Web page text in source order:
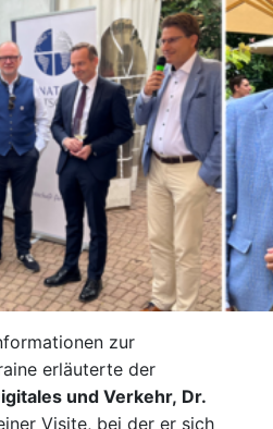
zur
erläuterte der
und Verkehr, Dr.
Visite, bei der er sich